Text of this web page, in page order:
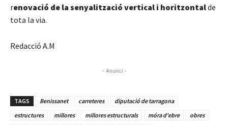
renovació de la senyalització vertical i horitzontalde
tota la via.
Redacció A.M
- Anunci -
TAGS Benissanet carreteres
diputació de tarragona
estructures
millores millores estructurals móra d'ebre obres